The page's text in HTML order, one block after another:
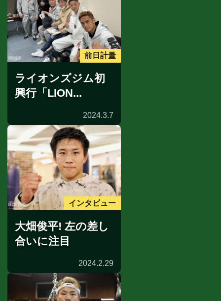
前日計量
ライオンズジム初
興行「LION...
2024.3.7
インタビュー
大畑俊平! 左の差し
合いに注目
2024.2.29